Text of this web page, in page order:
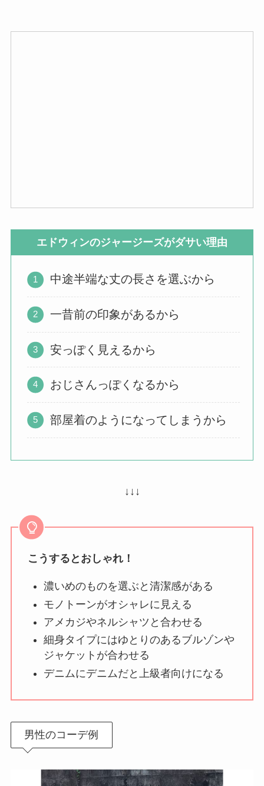
エドウィンのジャージーズがダサい理由
中途半端な丈の長さを選ぶから
一昔前の印象があるから
安っぽく見えるから
おじさんっぽくなるから
部屋着のようになってしまうから
↓↓↓
こうするとおしゃれ！
濃いめのものを選ぶと清潔感がある
モノトーンがオシャレに見える
アメカジやネルシャツと合わせる
細身タイプにはゆとりのあるブルゾンや
ジャケットが合わせる
デニムにデニムだと上級者向けになる
男性のコーデ例